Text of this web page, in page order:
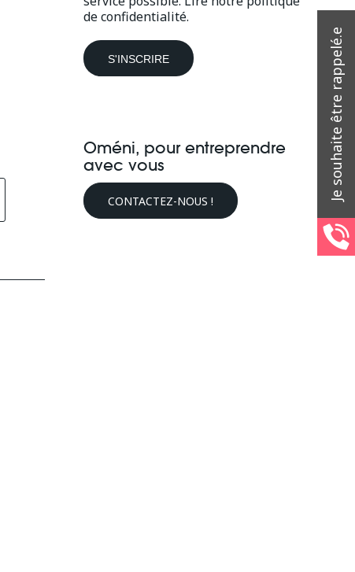
de confidentialité.
Oméni, pour entreprendre
avec vous
CONTACTEZ-NOUS !